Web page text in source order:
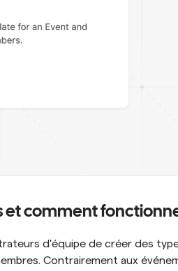
et comment
d'équipe de créer des
Contrairement aux